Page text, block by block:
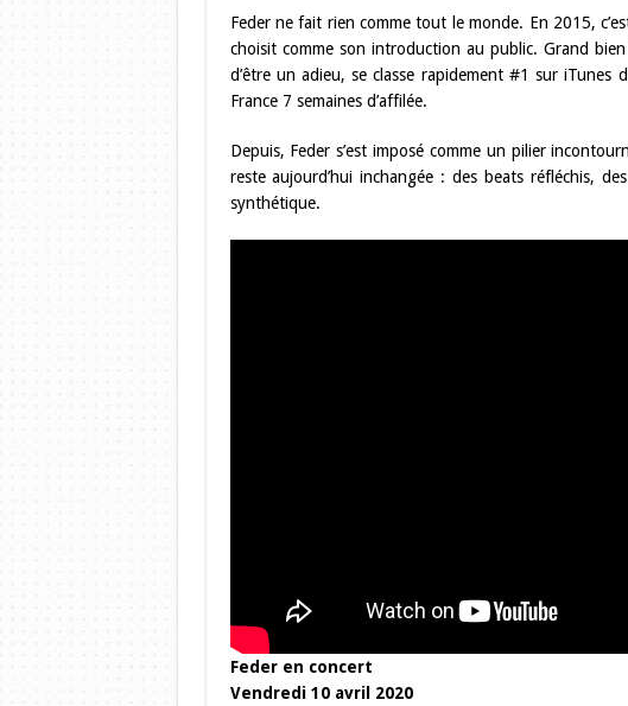
Feder ne fait rien comme tout le monde. En 2015,
choisit comme son introduction au public. Grand
d’être un adieu, se classe rapidement #1 sur
France 7 semaines d’affilée.
Depuis, Feder s’est imposé comme un pilier
reste aujourd’hui inchangée : des beats réfléchis,
synthétique.
Feder en concert
Vendredi 10 avril 2020